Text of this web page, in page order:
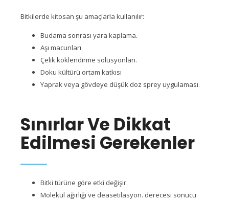
Bitkilerde kitosan şu amaçlarla kullanılır:
Budama sonrası yara kaplama.
Aşı macunları
Çelik köklendirme solüsyonları.
Doku kültürü ortam katkısı
Yaprak veya gövdeye düşük doz sprey uygulaması.
Sınırlar Ve Dikkat
Edilmesi Gerekenler
Bitki türüne göre etki değişir.
Molekül ağırlığı ve deasetilasyon. derecesi sonucu